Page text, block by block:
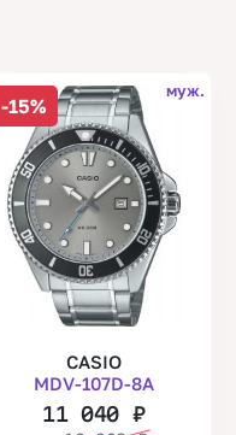
-15%
муж.
CASIO
MDV-107D-8A
11 040 ₽